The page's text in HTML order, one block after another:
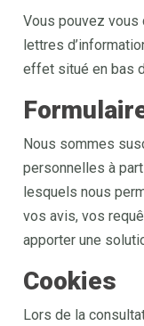
Vous pouvez vous
lettres
effet situé en bas
Nous sommes
personnelles à
lesquels nous
vos avis, vos
apporter une
Cookies
Lors de la